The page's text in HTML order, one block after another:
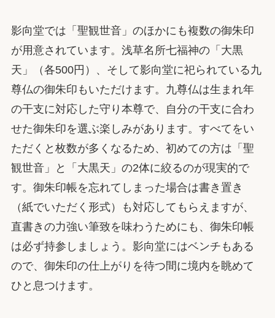
影向堂では「聖観世音」のほかにも複数の御朱印
が用意されています。浅草名所七福神の「大黒
天」（各500円）、そして影向堂に祀られている九
尊仏の御朱印もいただけます。九尊仏は生まれ年
の干支に対応した守り本尊で、自分の干支に合わ
せた御朱印を選ぶ楽しみがあります。すべてをい
ただくと枚数が多くなるため、初めての方は「聖
観世音」と「大黒天」の2体に絞るのが現実的で
す。御朱印帳を忘れてしまった場合は書き置き
（紙でいただく形式）も対応してもらえますが、
直書きの力強い筆致を味わうためにも、御朱印帳
は必ず持参しましょう。影向堂にはベンチもある
ので、御朱印の仕上がりを待つ間に境内を眺めて
ひと息つけます。